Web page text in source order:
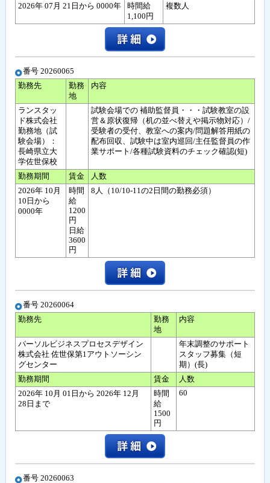
2026年 07月 21日から 0000年
時間給
1,100円
複数人
番号 20260065
勤務先
勤務
地
内容
ランスタッ
ド株式会社
勤務地（試
験会場）：
長崎県立大
学佐世保校
試験会場での 補助監督員・・・試験教室の設
営＆原状復帰（机の並べ替えや掲示物対応）/
受験者の受付、教室への案内/問題解答用紙の
配布回収、試験中は室内巡回/主任監督員の作
業サポート/各種試験資料のチェック確認(短)
勤務期間 賃金
人数
2026年 10月
10日から
0000年
時間
給
1200
円
日給
3600
円
8人（10/10-11の2日間の勤務必須）
番号 20260064
勤務先
勤務
地
内容
パーソルビジネスプロセスデザイン
株式会社 佐世保第1アウトソーシン
グセンター
年末調整のサポート
スタッフ募集（短
期）(長)
勤務期間
賃金
人数
2026年 10月 01日から 2026年 12月
28日まで
時間
給
1500
円
60
番号 20260063